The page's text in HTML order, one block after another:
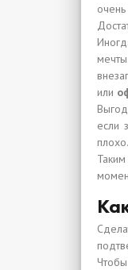
или
если
Чтобы